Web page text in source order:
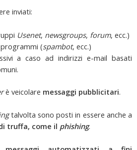
inviati:
Usenet, newsgroups, forum, ecc.)
(spambot, ecc.)
a caso ad indirizzi e-mail basati
è veicolare messaggi pubblicitari.
talvolta sono posti in essere anche a
truffa, come il phishing.